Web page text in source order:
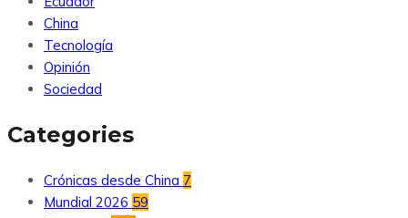
China
Tecnología
Opinión
Sociedad
Categories
Crónicas desde China 7
Mundial 2026 59